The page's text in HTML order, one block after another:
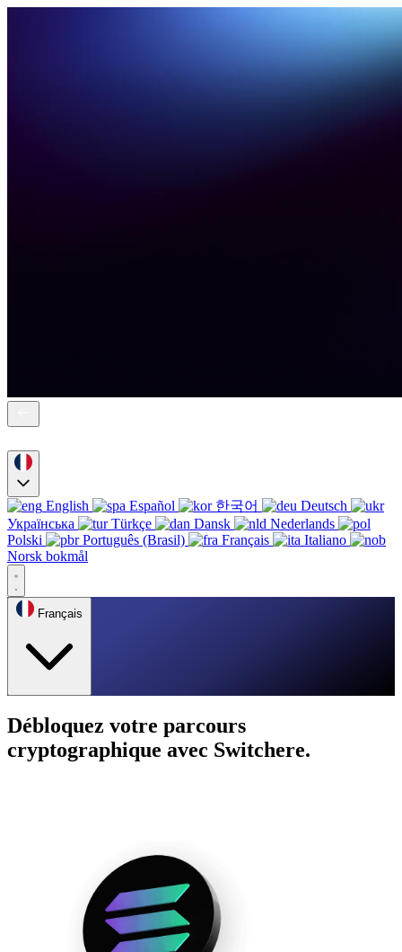
English Español 한국어
Deutsch
Українська
Türkçe Dansk
Nederlands
Polski
Português (Brasil) Français
Italiano
Norsk bokmål
Français
Débloquez votre parcours
cryptographique avec Switchere.